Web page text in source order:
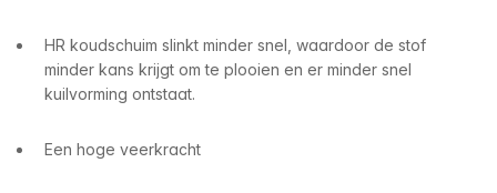
HR koudschuim slinkt minder snel, waardoor de stof
minder kans krijgt om te plooien en er minder snel
kuilvorming ontstaat.
Een hoge veerkracht